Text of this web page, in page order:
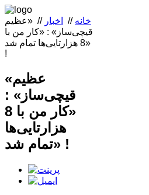
خانه // اخبار // «عظیم
قیچی‌ساز» : «کار من با
8 هزارتایی‌ها تمام شد»
!
«عظیم
قیچی‌ساز» :
«کار من با 8
هزارتایی‌ها
تمام شد» !